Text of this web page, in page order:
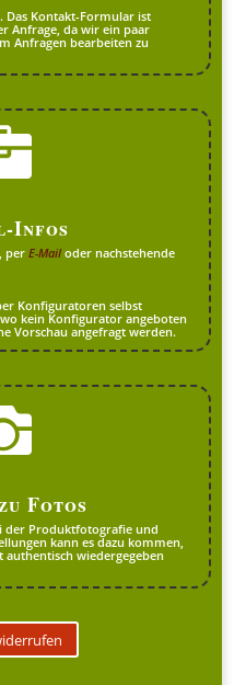
Das Kontakt-Formular ist
Anfrage, da wir ein paar
Anfragen bearbeiten zu
Infos
, perE-Mail oder nachstehende
Konfiguratoren selbst
kein Konfigurator angeboten
Vorschau angefragt werden.
Fotos
der Produktfotografie und
kann es dazu kommen,
authentisch wiedergegeben